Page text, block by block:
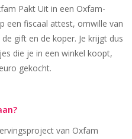
Pakt Uit in een Oxfam-
een fiscaal attest, omwille van
gift en de koper. Je krijgt dus
die je in een winkel koopt,
gekocht.
van Oxfam